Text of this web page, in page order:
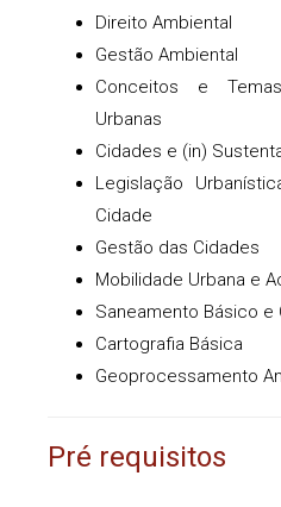
Direito Ambiental
Gestão Ambiental
Conceitos e
Urbanas
Cidades e (in)
Legislação
Cidade
Gestão das Cidades
Mobilidade Urbana e
Saneamento Básico e
Cartografia Básica
Geoprocessamento
Pré requisitos